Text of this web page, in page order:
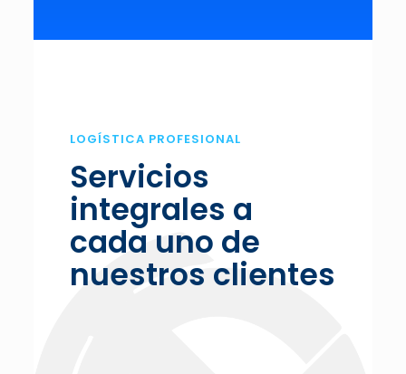
LOGÍSTICA PROFESIONAL
Servicios
integrales a
cada uno de
nuestros clientes